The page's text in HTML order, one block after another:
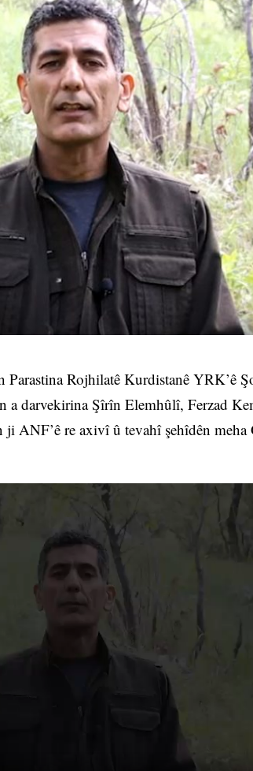
Parastina Rojhilatê Kurdistanê YRK’ê
a darvekirina Şîrîn Elemhûlî, Ferzad
ANF’ê re axivî û tevahî şehîdên